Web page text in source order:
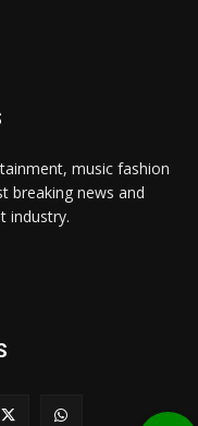
music fashion
breaking news and
industry.